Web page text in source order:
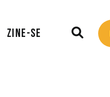
ZINE-SE